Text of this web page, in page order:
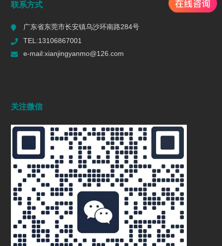
溜光镜面抛光机 镜面抛光干式溜光机 东莞自动抛光机械
设备厂 研磨抛光数控机 自动抛光机
2025/07/01 809
多功能抛光机|多功能打磨机|金属塑胶抛
光机|多种工件抛光机|曲面抛光机|平面抛
光机
687
联系方式
广东省东莞市长安镇乌沙环南路284号
TEL:13106867001
e-mail:xianjingyanmo@126.com
关注微信